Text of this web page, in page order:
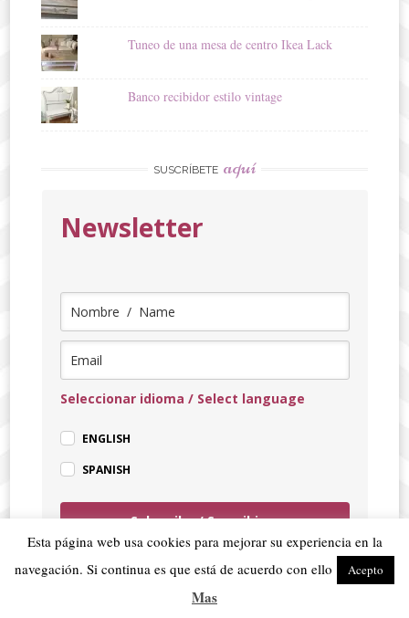
Tuneo de una mesa de centro Ikea Lack
Banco recibidor estilo vintage
SUSCRÍBETE aquí
Newsletter
Seleccionar idioma / Select language
ENGLISH
SPANISH
Subscribe / Suscribirse
Esta página web usa cookies para mejorar su experiencia en la
navegación. Si continua es que está de acuerdo con ello
Acepto
Mas